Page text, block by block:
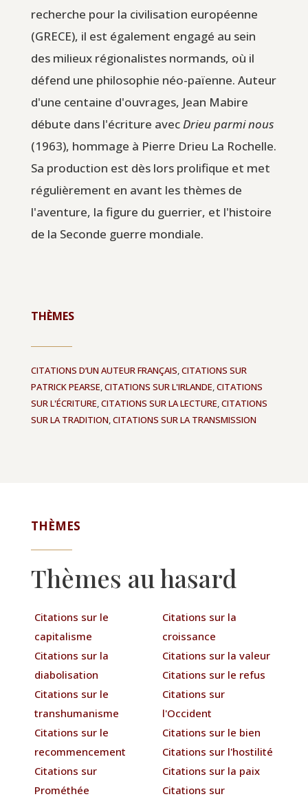
recherche pour la civilisation européenne
(GRECE), il est également engagé au sein
des milieux régionalistes normands, où il
défend une philosophie néo-païenne. Auteur
d'une centaine d'ouvrages, Jean Mabire
débute dans l'écriture avecDrieu parmi nous
(1963), hommage à Pierre Drieu La Rochelle.
Sa production est dès lors prolifique et met
régulièrement en avant les thèmes de
l'aventure, la figure du guerrier, et l'histoire
de la Seconde guerre mondiale.
THÈMES
CITATIONS D’UN AUTEUR FRANÇAIS,CITATIONS SUR
PATRICK PEARSE,CITATIONS SUR L'IRLANDE,CITATIONS
SUR L'ÉCRITURE,CITATIONS SUR LA LECTURE,CITATIONS
SUR LA TRADITION,CITATIONS SUR LA TRANSMISSION
THÈMES
Thèmes au hasard
Citations sur le
capitalisme
Citations sur la
diabolisation
Citations sur le
transhumanisme
Citations sur le
recommencement
Citations sur
Prométhée
Citations sur la
croissance
Citations sur la valeur
Citations sur le refus
Citations sur
l'Occident
Citations sur le bien
Citations sur l'hostilité
Citations sur la paix
Citations sur